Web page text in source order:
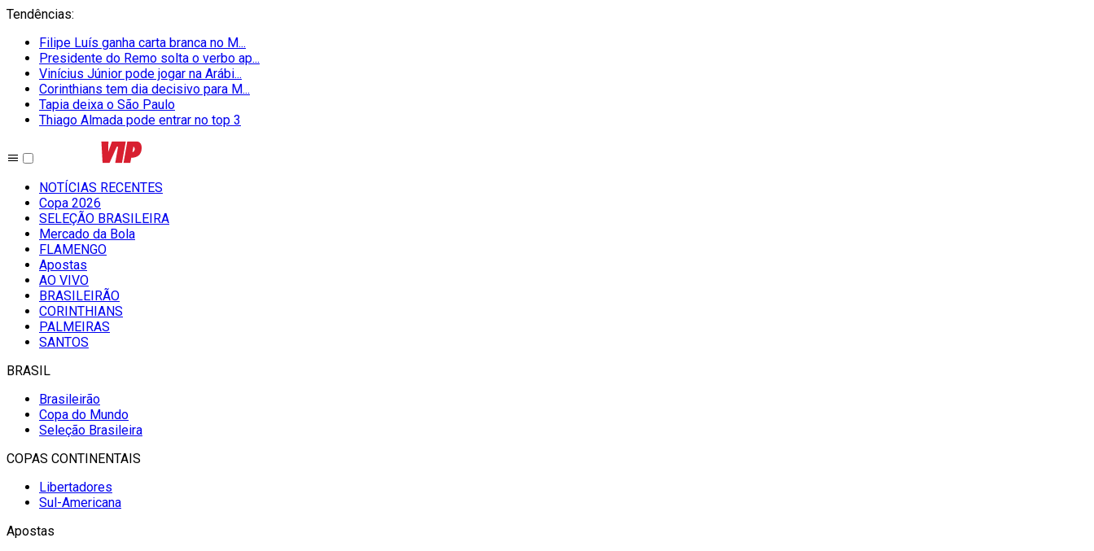
Tendências:
Filipe Luís ganha carta branca no M...
Presidente do Remo solta o verbo ap...
Vinícius Júnior pode jogar na Arábi...
Corinthians tem dia decisivo para M...
Tapia deixa o São Paulo
Thiago Almada pode entrar no top 3
NOTÍCIAS RECENTES
Copa 2026
SELEÇÃO BRASILEIRA
Mercado da Bola
FLAMENGO
Apostas
AO VIVO
BRASILEIRÃO
CORINTHIANS
PALMEIRAS
SANTOS
BRASIL
Brasileirão
Copa do Mundo
Seleção Brasileira
COPAS CONTINENTAIS
Libertadores
Sul-Americana
Apostas